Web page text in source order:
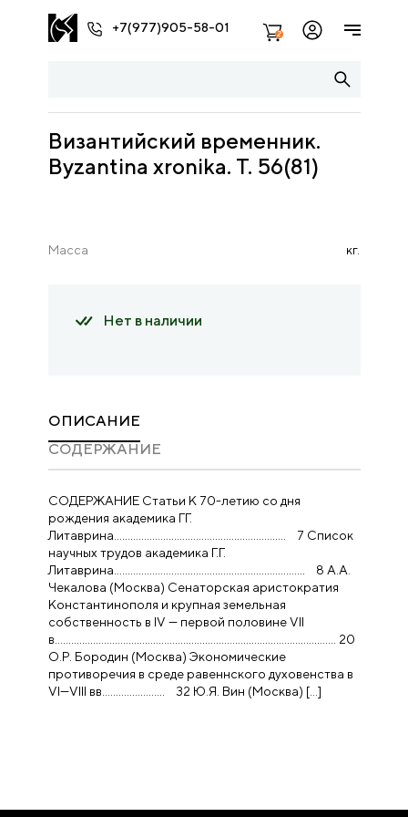
+7(977)905-58-01 2
Византийский временник.
Byzantina xronika. Т. 56(81)
Масса кг.
Нет в наличии
ОПИСАНИЕ
CОДЕРЖАНИЕ
СОДЕРЖАНИЕ Статьи К 70-летию со дня
рождения академика ГГ.
Литаврина……………………………………………………… 7 Список
научных трудов академика Г.Г.
Литаврина……………………………………………………………. 8 А.А.
Чекалова (Москва) Сенаторская аристократия
Константинополя и крупная земельная
собственность в IV — первой половине VII
в…………………………………………………………………………………………. 20
О.Р. Бородин (Москва) Экономические
противоречия в среде равеннского духовенства в
VI—VIII вв………………….. 32 Ю.Я. Вин (Москва) […]